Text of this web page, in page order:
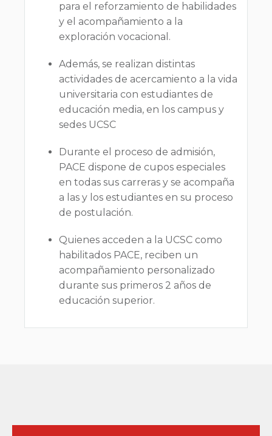
para el reforzamiento de habilidades
y el acompañamiento a la
exploración vocacional.
Además, se realizan distintas
actividades de acercamiento a la vida
universitaria con estudiantes de
educación media, en los campus y
sedes UCSC
Durante el proceso de admisión,
PACE dispone de cupos especiales
en todas sus carreras y se acompaña
a las y los estudiantes en su proceso
de postulación.
Quienes acceden a la UCSC como
habilitados PACE, reciben un
acompañamiento personalizado
durante sus primeros 2 años de
educación superior.